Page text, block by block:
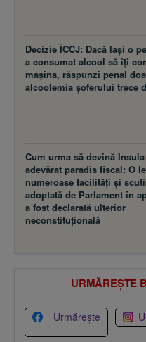
Decizie ÎCCJ: Dacă laşi o
a consumat alcool să îţi
maşina, răspunzi penal
alcoolemia şoferului trece
Cum urma să devină
adevărat paradis fiscal: O
numeroase facilităţi şi
adoptată de Parlament în
a fost declarată ulterior
neconstituţională
URMĂREȘTE
Urmărește